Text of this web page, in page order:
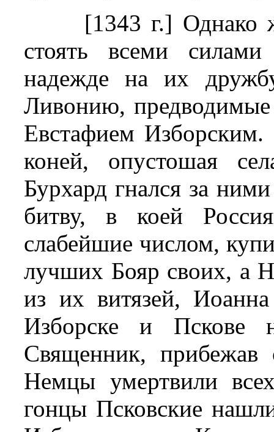
[1343 г.] Однако
стоять всеми
надежде на их
Ливонию,
Евстафием
коней, опустошая
Бурхард гнался за
битву, в коей
слабейшие числом,
лучших Бояр своих, а
из их витязей,
Изборске и Пскове
Священник,
Немцы умертвили
гонцы Псковские